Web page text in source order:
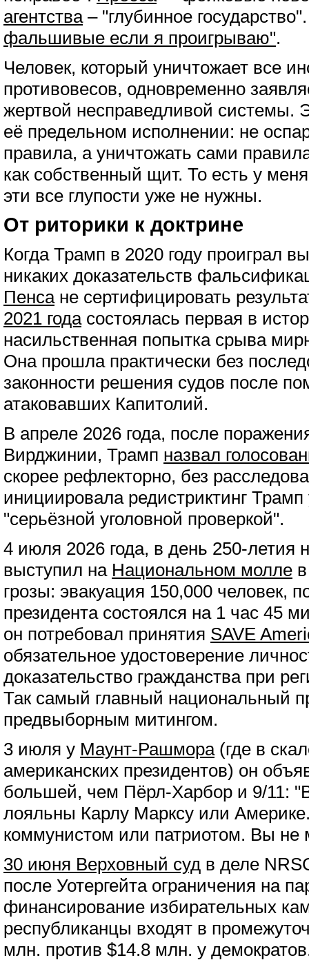
агентства– "глубинное
фальшивые если я проигрываю".
Человек, который уничтожает все
противовесов, одновременно
жертвой несправедливой системы.
её предельном исполнении: не
правила, а уничтожать сами
как собственный щит. То есть у
эти все глупости уже не нужны.
От риторики к доктрине
Когда Трамп в 2020 году проиграл
никаких доказательств
Пенсане сертифицировать
2021 годасостоялась первая в
насильственная попытка срыва
Она прошла практически без
законности решения судов после
атаковавших Капитолий.
В апреле 2026 года, после
Вирджинии, Трамп назвал
скорее рефлекторно, без
инициировала редистриктинг
"серьёзной уголовной проверкой".
4 июля 2026 года, в день 250-летия
выступил на Национальном молле
грозы: эвакуация 150,000 человек,
президента состоялся на 1 час 45
он потребовал принятия SAVE
обязательное удостоверение
доказательство гражданства при
Так самый главный национальный
предвыборным митингом.
3 июля у Маунт-Рашмора(где в
американских президентов) он
большей, чем Пёрл-Харбор и 9/11:
лояльны Карлу Марксу или
коммунистом или патриотом. Вы
30 июня Верховный суд в деле
после Уотергейта ограничения на
финансирование избирательных
республиканцы входят в
млн. против $14.8 млн. у